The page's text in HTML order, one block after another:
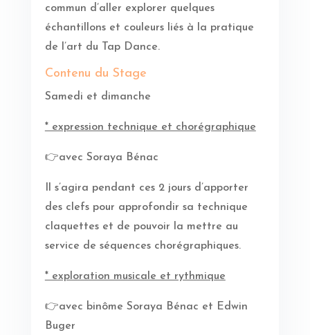
commun d’aller explorer quelques
échantillons et couleurs liés à la pratique
de l’art du Tap Dance.
Contenu du Stage
Samedi et dimanche
* expression technique et chorégraphique
👉avec Soraya Bénac
Il s’agira pendant ces 2 jours d’apporter
des clefs pour approfondir sa technique
claquettes et de pouvoir la mettre au
service de séquences chorégraphiques.
* exploration musicale et rythmique
👉avec binôme Soraya Bénac et Edwin
Buger